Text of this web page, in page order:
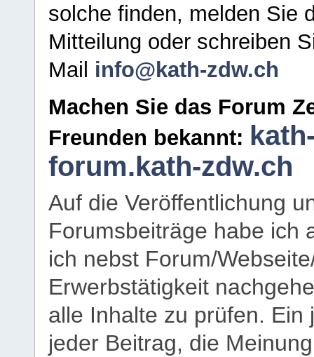
solche finden, melden Sie
Mitteilung oder schreiben
Mail info@kath-zdw.ch
Machen Sie das Forum
Freunden bekannt:
forum.kath-zdw.ch
Auf die Veröffentlichung
Forumsbeiträge habe ich
ich nebst Forum/
Erwerbstätigkeit
alle Inhalte zu prüfen.
jeder Beitrag, die